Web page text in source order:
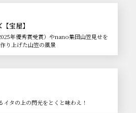
宝屋】
年優秀賞受賞）やnano集団山笠見せを
り上げた山笠の風景
タの上の閃光をとくと味わえ！